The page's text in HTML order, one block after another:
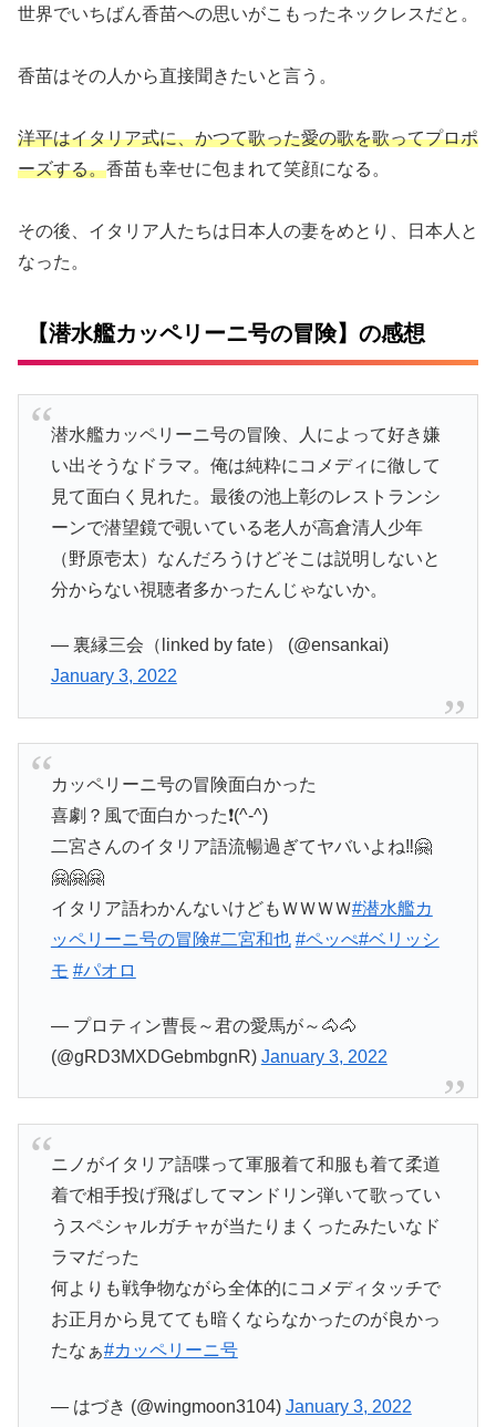
世界でいちばん香苗への思いがこもったネックレスだと。
香苗はその人から直接聞きたいと言う。
洋平はイタリア式に、かつて歌った愛の歌を歌ってプロポ
ーズする。香苗も幸せに包まれて笑顔になる。
その後、イタリア人たちは日本人の妻をめとり、日本人と
なった。
【潜水艦カッペリーニ号の冒険】の感想
潜水艦カッペリーニ号の冒険、人によって好き嫌
い出そうなドラマ。俺は純粋にコメディに徹して
見て面白く見れた。最後の池上彰のレストランシ
ーンで潜望鏡で覗いている老人が高倉清人少年
（野原壱太）なんだろうけどそこは説明しないと
分からない視聴者多かったんじゃないか。
— 裏縁三会（linked by fate） (@ensankai)
January 3, 2022
カッペリーニ号の冒険面白かった
喜劇？風で面白かった❗(^-^)
二宮さんのイタリア語流暢過ぎてヤバいよね‼️🤗
🤗🤗🤗
イタリア語わかんないけどもＷＷＷＷ#潜水艦カ
ッペリーニ号の冒険#二宮和也 #ペッぺ#ベリッシ
モ #パオロ
— プロティン曹長～君の愛馬が～🐴🐴
(@gRD3MXDGebmbgnR) January 3, 2022
ニノがイタリア語喋って軍服着て和服も着て柔道
着で相手投げ飛ばしてマンドリン弾いて歌ってい
うスペシャルガチャが当たりまくったみたいなド
ラマだった
何よりも戦争物ながら全体的にコメディタッチで
お正月から見てても暗くならなかったのが良かっ
たなぁ#カッペリーニ号
— はづき (@wingmoon3104) January 3, 2022